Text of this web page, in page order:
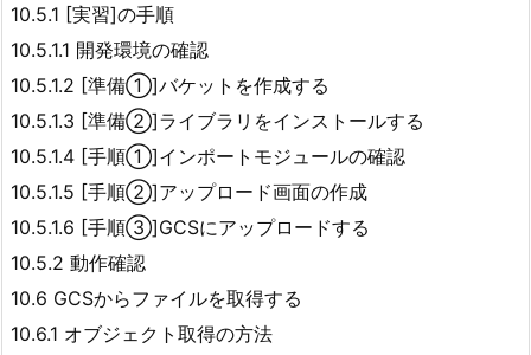
10.5.1 [実習]の手順
10.5.1.1 開発環境の確認
10.5.1.2 [準備①]バケットを作成する
10.5.1.3 [準備②]ライブラリをインストールする
10.5.1.4 [手順①]インポートモジュールの確認
10.5.1.5 [手順②]アップロード画面の作成
10.5.1.6 [手順③]GCSにアップロードする
10.5.2 動作確認
10.6 GCSからファイルを取得する
10.6.1 オブジェクト取得の方法